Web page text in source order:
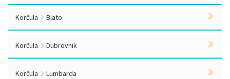
Korčula Blato
Korčula Dubrovnik
Korčula Lumbarda